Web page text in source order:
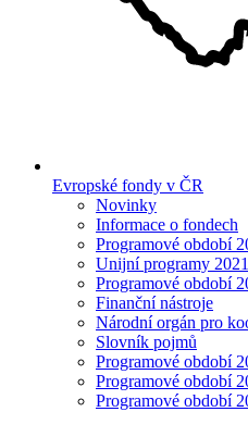
Evropské fondy v ČR
Novinky
Informace o fondech
Programové období
Unijní programy
Programové období
Finanční nástroje
Národní orgán pro
Slovník pojmů
Programové období
Programové období
Programové období